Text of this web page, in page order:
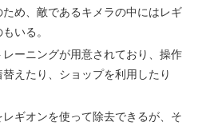
め、敵であるキメラの中にはレギ
いる。
ーニングが用意されており、操作
えたり、ショップを利用したり
ギオンを使って除去できるが、そ